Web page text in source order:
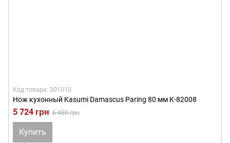
Код товара: 301010
Нож кухонный Kasumi Damascus Paring 80 мм K-82008
5 724 грн 6 480 грн
Купить